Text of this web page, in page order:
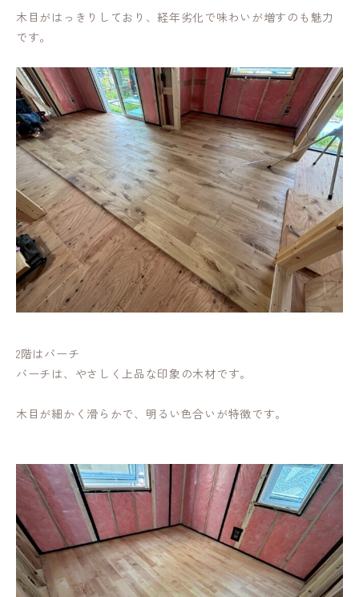
木目がはっきりしており、経年劣化で味わいが増すのも魅力
です。
2階はバーチ
バーチは、やさしく上品な印象の木材です。
木目が細かく滑らかで、明るい色合いが特徴です。